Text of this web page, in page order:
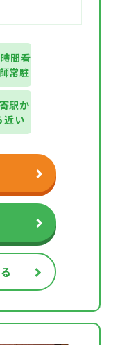
間看
常駐
駅か
近い